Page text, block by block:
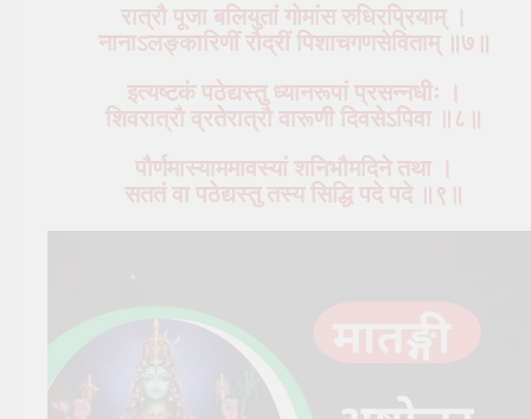
रात्रौ पूजा बलियुतां गोमांस रुधिरप्रियाम् ।
नानाऽलङ्कारिणीं रौद्रीं पिशाचगणसेविताम् ॥७॥
इत्यष्टकं पठेद्यस्तु ध्यानरूपां प्रसन्नधीः ।
शिवरात्रौ व्रतेरात्रौ वारूणी दिवसेऽपिवा ॥८॥
पौर्णमास्याममावस्यां शनिभौमदिने तथा ।
सततं वा पठेद्यस्तु तस्य सिद्धि पदे पदे ॥९॥